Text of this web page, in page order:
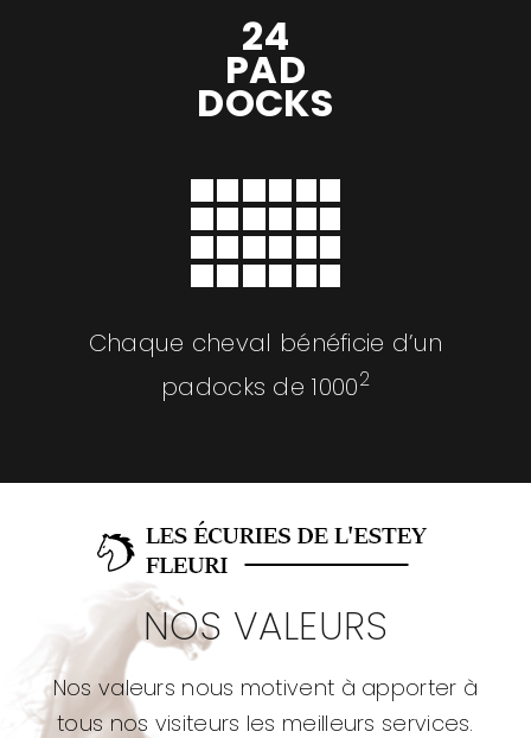
24
PAD
DOCKS
Chaque cheval bénéficie d’un
padocks de 10002
NOS VALEURS
Nos valeurs nous motivent à apporter à
tous nos visiteurs les meilleurs services.